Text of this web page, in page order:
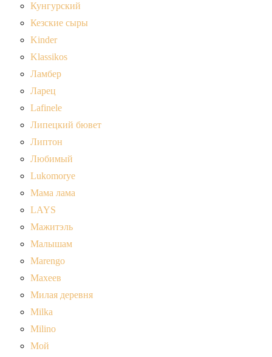
Кунгурский
Кезские сыры
Kinder
Klassikos
Ламбер
Ларец
Lafinele
Липецкий бювет
Липтон
Любимый
Lukomorye
Мама лама
LAYS
Мажитэль
Малышам
Marengo
Махеев
Милая деревня
Milka
Milino
Мой